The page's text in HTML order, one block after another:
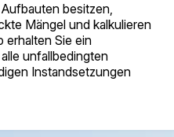
besitzen,
Mängel und kalkulieren
erhalten Sie ein
unfallbedingten
Instandsetzungen